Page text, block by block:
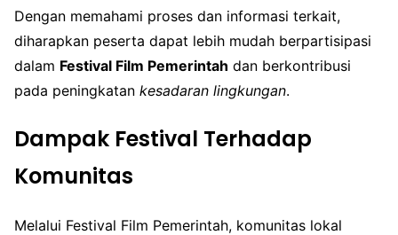
Dengan memahami proses dan informasi terkait,
diharapkan peserta dapat lebih mudah berpartisipasi
dalam Festival Film Pemerintah dan berkontribusi
pada peningkatan kesadaran lingkungan.
Dampak Festival Terhadap
Komunitas
Melalui Festival Film Pemerintah, komunitas lokal